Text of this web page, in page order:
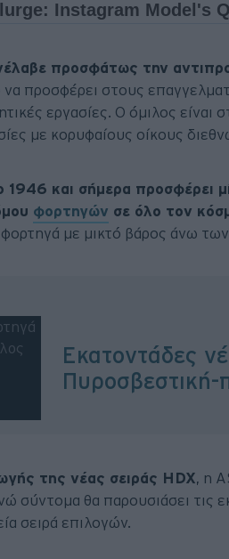
προσφάτως την
προσφέρει στους
εργασίες. Ο όμιλος
με κορυφαίους οίκους
και σήμερα προσφέρει
φορτηγών σε όλο τον
φορτηγά με μικτό βάρος άνω
Εκατοντάδες
Πυροσβεστική-
της νέας σειράς HDX, η
σύντομα θα παρουσιάσει τις
σειρά επιλογών.